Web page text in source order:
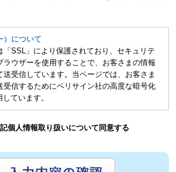
）について
「SSL」により保護されており、セキュリテ
ラウザーを使用することで、お客さまの情報
送受信しています。当ページでは、お客さま
受信するためにベリサイン社の高度な暗号化
ています。
記個人情報取り扱いについて同意する